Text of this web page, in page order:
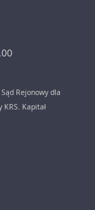
Rejonowy dla
KRS. Kapitał